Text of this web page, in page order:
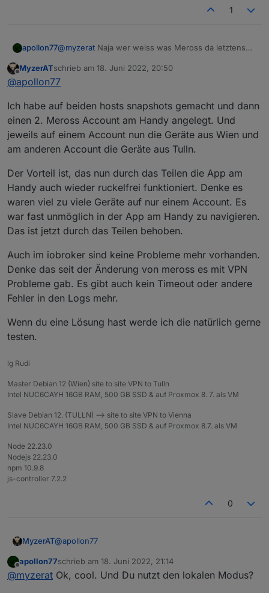
1
apollon77@myzerat Naja wer weiss was Meross da letztens
Was Du mit Deinem Setup tun müsstest das quasi
der eine Standort auf "Port 80 aller Geräte am
Da kenne ich mich zu wenig mit VPN aus.
Meross Accounts - wenn das für dich bezüglich der
Mobil-App dann sinn macht - das einfachste ggf. Der
Lokale Modus hat den Vorteil das du zb auch die
Energieverbrauchsdaten öfter abholen könntest :-)
Aber am Ende ist da ja irgendwas ... gib mir mal noch
bissl bevor Du was tust und wir schauen das es
erstmal wieder tut bzw bei Reconnects der Adapter
sich besser verhält. Dann kannste es immer noch
Offline
MyzerATschrieb am 18. Juni 2022, 20:50
zuletzt editiert von
@apollon77
Ich habe auf beiden hosts snapshots gemacht und dann
einen 2. Meross Account am Handy angelegt. Und
jeweils auf einem Account nun die Geräte aus Wien und
am anderen Account die Geräte aus Tulln.
Der Vorteil ist, das nun durch das Teilen die App am
Handy auch wieder ruckelfrei funktioniert. Denke es
waren viel zu viele Geräte auf nur einem Account. Es
war fast unmöglich in der App am Handy zu navigieren.
Das ist jetzt durch das Teilen behoben.
Auch im iobroker sind keine Probleme mehr vorhanden.
Denke das seit der Änderung von meross es mit VPN
Probleme gab. Es gibt auch kein Timeout oder andere
Fehler in den Logs mehr.
Wenn du eine Lösung hast werde ich die natürlich gerne
testen.
lg Rudi
Master Debian 12 (Wien) site to site VPN to Tulln
Intel NUC6CAYH 16GB RAM, 500 GB SSD & auf Proxmox 8. 7. als VM
Slave Debian 12. (TULLN) --> site to site VPN to Vienna
Intel NUC6CAYH 16GB RAM, 500 GB SSD & auf Proxmox 8.7. als VM
Node 22.23.0
Nodejs 22.23.0
npm 10.9.8
js-controller 7.2.2
0
MyzerAT@apollon77
Ich habe auf beiden hosts snapshots gemacht und
dann einen 2. Meross Account am Handy angelegt.
apollon77schrieb am 18. Juni 2022, 21:14
zuletzt editiert von
@myzerat Ok, cool. Und Du nutzt den lokalen Modus?